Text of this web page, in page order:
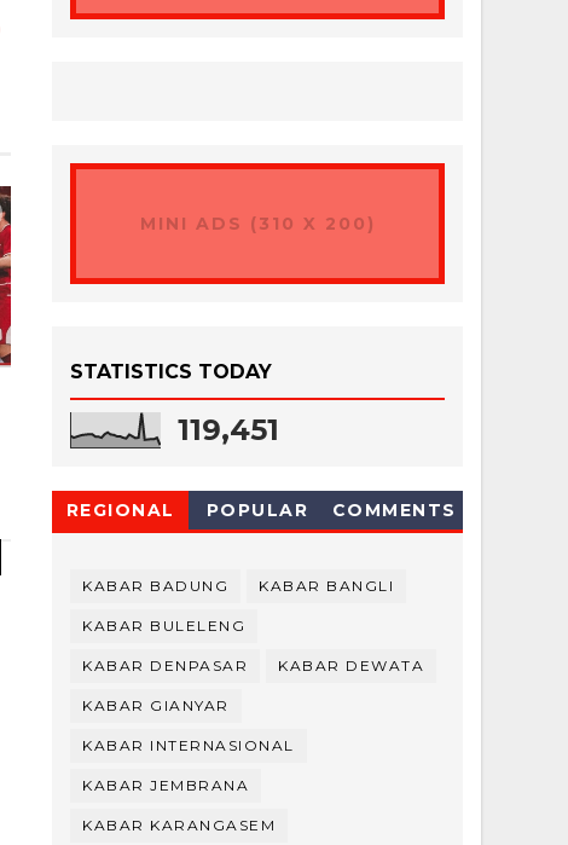
MINI ADS (310 X 200)
STATISTICS TODAY
119,451
REGIONAL POPULAR COMMENTS
KABAR BADUNG KABAR BANGLI
KABAR BULELENG
KABAR DENPASAR KABAR DEWATA
KABAR GIANYAR
KABAR INTERNASIONAL
KABAR JEMBRANA
KABAR KARANGASEM